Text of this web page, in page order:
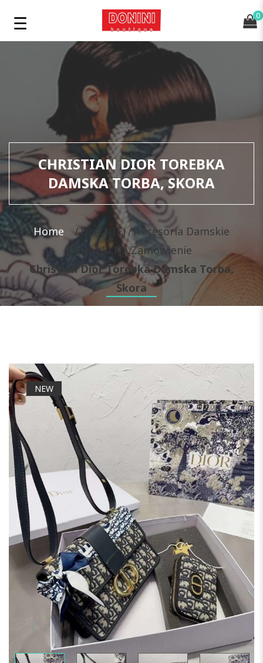
0
CHRISTIAN DIOR TOREBKA
DAMSKA TORBA, SKORA
Home DLA NIEJ Akcesoria Damskie
Torebki Na Zamowienie
Christian Dior Torebka Damska Torba,
Skora
NEW